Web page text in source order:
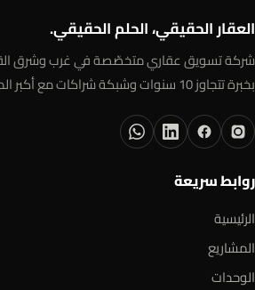
العقار الحقيقي، الحلم الحقيقي.
شركة تسويق عقاري متخصّصة في غرب وشرق
بخبرة تتجاوز 10 سنوات وشبكة شراكات مع أكبر المطوّرين.
روابط سريعة
الرئيسية
المشاريع
الوحدات